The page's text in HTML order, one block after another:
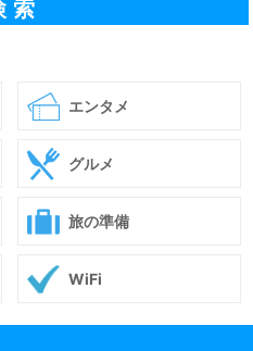
エンタメ
グルメ
旅の準備
WiFi